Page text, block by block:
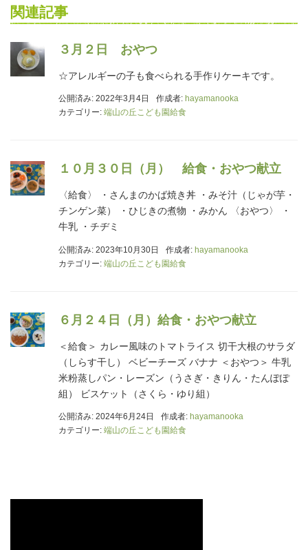
関連記事
３月２日 おやつ
☆アレルギーの子も食べられる手作りケーキです。
公開済み: 2022年3月4日 作成者: hayamanooka
カテゴリー: 端山の丘こども園給食
１０月３０日（月） 給食・おやつ献立
〈給食〉 ・さんまのかば焼き丼 ・みそ汁（じゃが芋・
チンゲン菜） ・ひじきの煮物 ・みかん 〈おやつ〉 ・
牛乳 ・チヂミ
公開済み: 2023年10月30日 作成者: hayamanooka
カテゴリー: 端山の丘こども園給食
６月２４日（月）給食・おやつ献立
＜給食＞ カレー風味のトマトライス 切干大根のサラダ
（しらす干し） ベビーチーズ バナナ ＜おやつ＞ 牛乳
米粉蒸しパン・レーズン（うさぎ・きりん・たんぽぽ
組） ビスケット（さくら・ゆり組）
公開済み: 2024年6月24日 作成者: hayamanooka
カテゴリー: 端山の丘こども園給食